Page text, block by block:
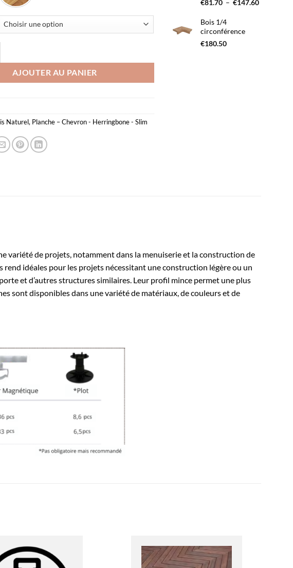
AJOUTER AU PANIER
Naturel, Planche – Chevron - Herringbone - Slim
€81.70 – €147.60Plage
Bois 1/4
circonférence
€180.50
variété de projets, notamment dans la menuiserie et la construction de
idéales pour les projets nécessitant une construction légère ou un
et d’autres structures similaires. Leur profil mince permet une plus
sont disponibles dans une variété de matériaux, de couleurs et de